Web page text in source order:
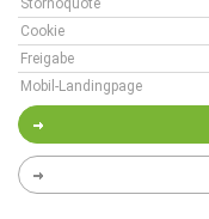
Stornoquote
Cookie
Freigabe
Mobil-Landingpage